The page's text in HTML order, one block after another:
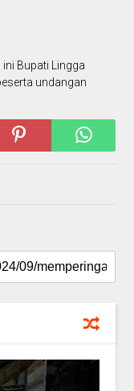
Bupati Lingga
undangan